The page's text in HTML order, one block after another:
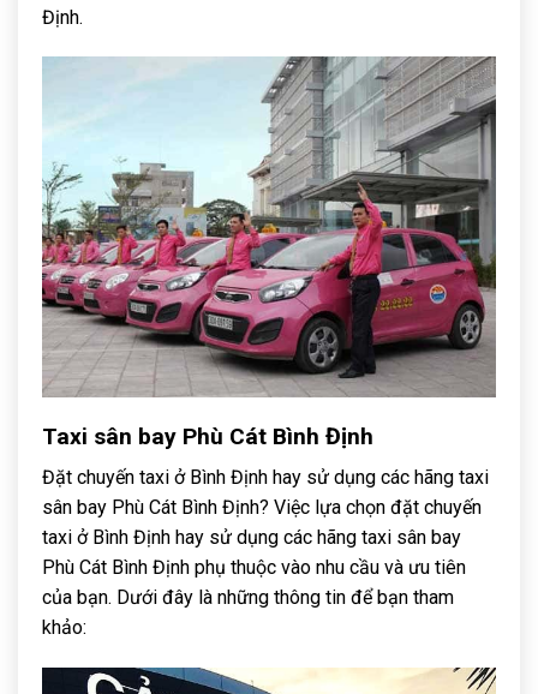
Định.
Taxi sân bay Phù Cát Bình Định
Đặt chuyến taxi ở Bình Định hay sử dụng các hãng taxi
sân bay Phù Cát Bình Định? Việc lựa chọn đặt chuyến
taxi ở Bình Định hay sử dụng các hãng taxi sân bay
Phù Cát Bình Định phụ thuộc vào nhu cầu và ưu tiên
của bạn. Dưới đây là những thông tin để bạn tham
khảo: